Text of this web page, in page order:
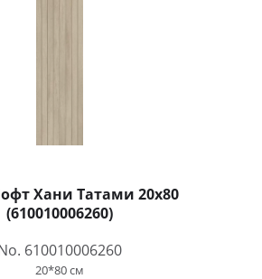
Хани Татами 20x80
(610010006260)
610010006260
20*80 см